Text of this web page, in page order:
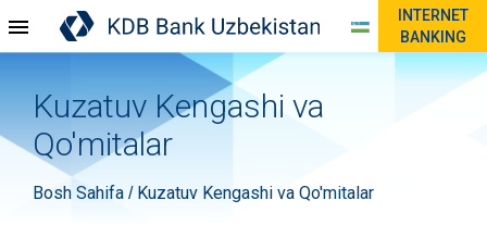
INTERNET
BANKING
Kuzatuv Kengashi va
Qo'mitalar
Bosh Sahifa / Kuzatuv Kengashi va Qo'mitalar